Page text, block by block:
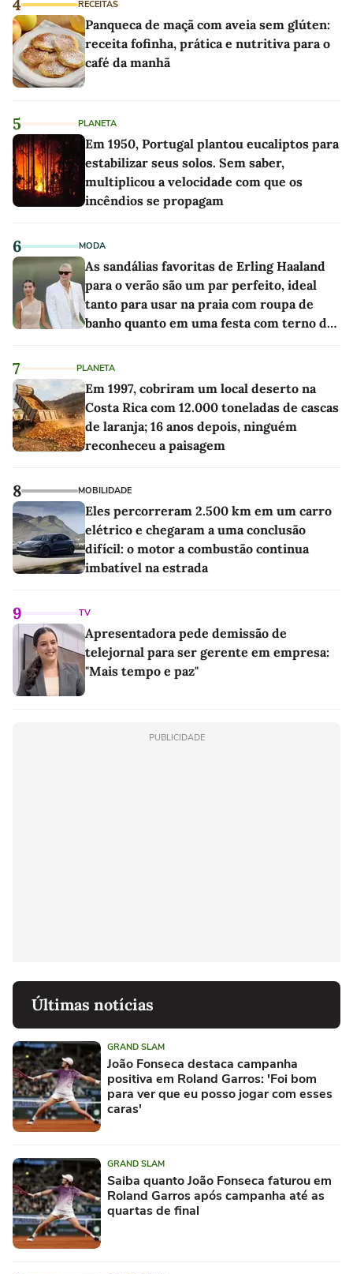
4 RECEITAS
Panqueca de maçã com aveia sem glúten:
receita fofinha, prática e nutritiva para o
café da manhã
5 PLANETA
Em 1950, Portugal plantou eucaliptos para
estabilizar seus solos. Sem saber,
multiplicou a velocidade com que os
incêndios se propagam
6 MODA
As sandálias favoritas de Erling Haaland
para o verão são um par perfeito, ideal
tanto para usar na praia com roupa de
banho quanto em uma festa com terno de
7 PLANETA
Em 1997, cobriram um local deserto na
Costa Rica com 12.000 toneladas de cascas
de laranja; 16 anos depois, ninguém
reconheceu a paisagem
8 MOBILIDADE
Eles percorreram 2.500 km em um carro
elétrico e chegaram a uma conclusão
difícil: o motor a combustão continua
imbatível na estrada
9 TV
Apresentadora pede demissão de
telejornal para ser gerente em empresa:
"Mais tempo e paz"
PUBLICIDADE
Últimas notícias
GRAND SLAM
João Fonseca destaca campanha
positiva em Roland Garros: 'Foi bom
para ver que eu posso jogar com esses
caras'
GRAND SLAM
Saiba quanto João Fonseca faturou em
Roland Garros após campanha até as
quartas de final